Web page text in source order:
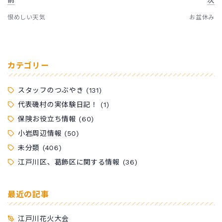
恨めしい天気 お盆休み
カテゴリー
スタッフのつぶやき (131)
代表磯村の実体験日記！
(1)
保険お役立ち情報 (60)
小岩周辺情報 (50)
未分類 (406)
江戸川区、葛飾区に関する情報 (36)
最近の記事
江戸川花火大会